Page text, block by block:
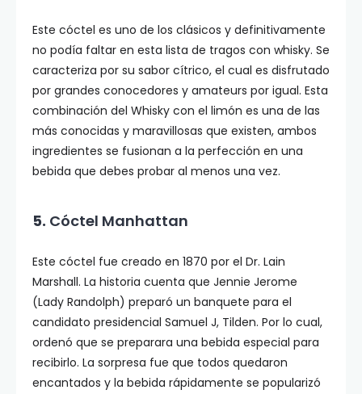
Este cóctel es uno de los clásicos y definitivamente
no podía faltar en esta lista de tragos con whisky. Se
caracteriza por su sabor cítrico, el cual es disfrutado
por grandes conocedores y amateurs por igual. Esta
combinación del Whisky con el limón es una de las
más conocidas y maravillosas que existen, ambos
ingredientes se fusionan a la perfección en una
bebida que debes probar al menos una vez.
5. Cóctel Manhattan
Este cóctel fue creado en 1870 por el Dr. Lain
Marshall. La historia cuenta que Jennie Jerome
(Lady Randolph) preparó un banquete para el
candidato presidencial Samuel J, Tilden. Por lo cual,
ordenó que se preparara una bebida especial para
recibirlo. La sorpresa fue que todos quedaron
encantados y la bebida rápidamente se popularizó